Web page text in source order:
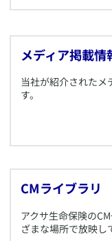
メディア掲載情
当社が紹介されたメ
す。
​CMライブラリ
アクサ生命保険の
ざまな場所で放映し